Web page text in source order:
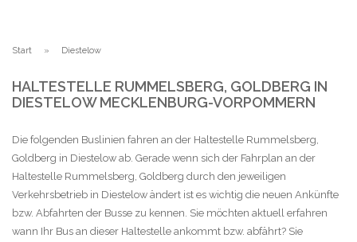
Start Diestelow
HALTESTELLE RUMMELSBERG, GOLDBERG IN
DIESTELOW MECKLENBURG-VORPOMMERN
Die folgenden Buslinien fahren an der Haltestelle Rummelsberg,
Goldberg in Diestelow ab. Gerade wenn sich der Fahrplan an der
Haltestelle Rummelsberg, Goldberg durch den jeweiligen
Verkehrsbetrieb in Diestelow ändert ist es wichtig die neuen Ankünfte
bzw. Abfahrten der Busse zu kennen. Sie möchten aktuell erfahren
wann Ihr Bus an dieser Haltestelle ankommt bzw. abfährt? Sie